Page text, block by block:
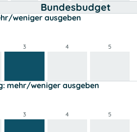
Bundesbudget
weniger ausgeben
3 4 5
mehr/weniger ausgeben
3 4 5